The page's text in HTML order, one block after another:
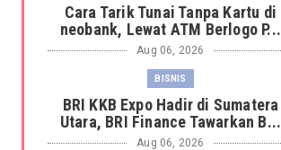
Cara Tarik Tunai Tanpa Kartu di
neobank, Lewat ATM Berlogo P...
Aug 06, 2026
BISNIS
BRI KKB Expo Hadir di Sumatera
Utara, BRI Finance Tawarkan B...
Aug 06, 2026